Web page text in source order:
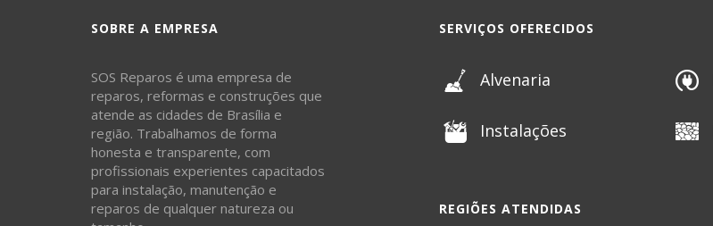
SOBRE A EMPRESA
SOS Reparos é uma empresa de
reparos, reformas e construções que
atende as cidades de Brasília e
região. Trabalhamos de forma
honesta e transparente, com
profissionais experientes capacitados
para instalação, manutenção e
reparos de qualquer natureza ou
SERVIÇOS OFERECIDOS
Alvenaria
Instalações
REGIÕES ATENDIDAS